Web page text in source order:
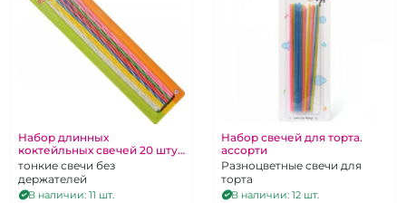
Набор длинных
коктейльных свечей 20 штук
длина 20 см.
тонкие свечи без
держателей
В наличии: 11 шт.
Набор свечей для торта.
ассорти
Разноцветные свечи для
торта
В наличии: 12 шт.